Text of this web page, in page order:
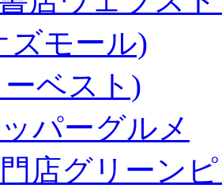
ズモール)
ーベスト)
パーグルメ
店グリーン